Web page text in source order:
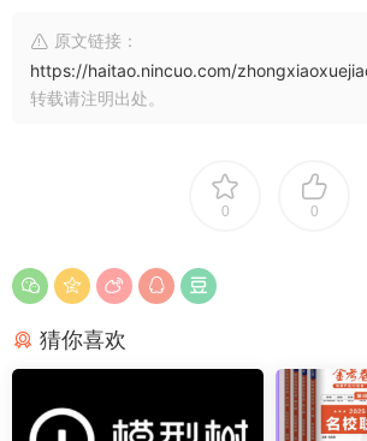
原文链接：
https://haitao.nincuo.com/
转载请注明出处。
0 0
猜你喜欢